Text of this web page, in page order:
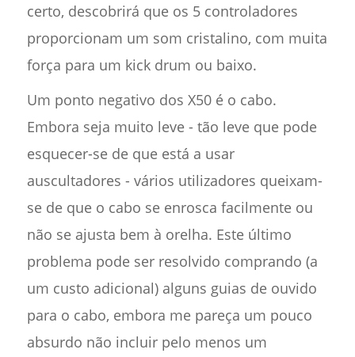
certo, descobrirá que os 5 controladores
proporcionam um som cristalino, com muita
força para um kick drum ou baixo.
Um ponto negativo dos X50 é o cabo.
Embora seja muito leve - tão leve que pode
esquecer-se de que está a usar
auscultadores - vários utilizadores queixam-
se de que o cabo se enrosca facilmente ou
não se ajusta bem à orelha. Este último
problema pode ser resolvido comprando (a
um custo adicional) alguns guias de ouvido
para o cabo, embora me pareça um pouco
absurdo não incluir pelo menos um